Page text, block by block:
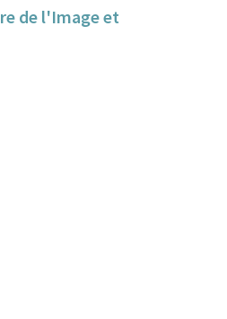
de l'Image et